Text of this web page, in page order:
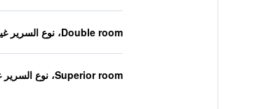
Double room، نوع السرير غير معروف
Superior room، نوع السرير غير معروف